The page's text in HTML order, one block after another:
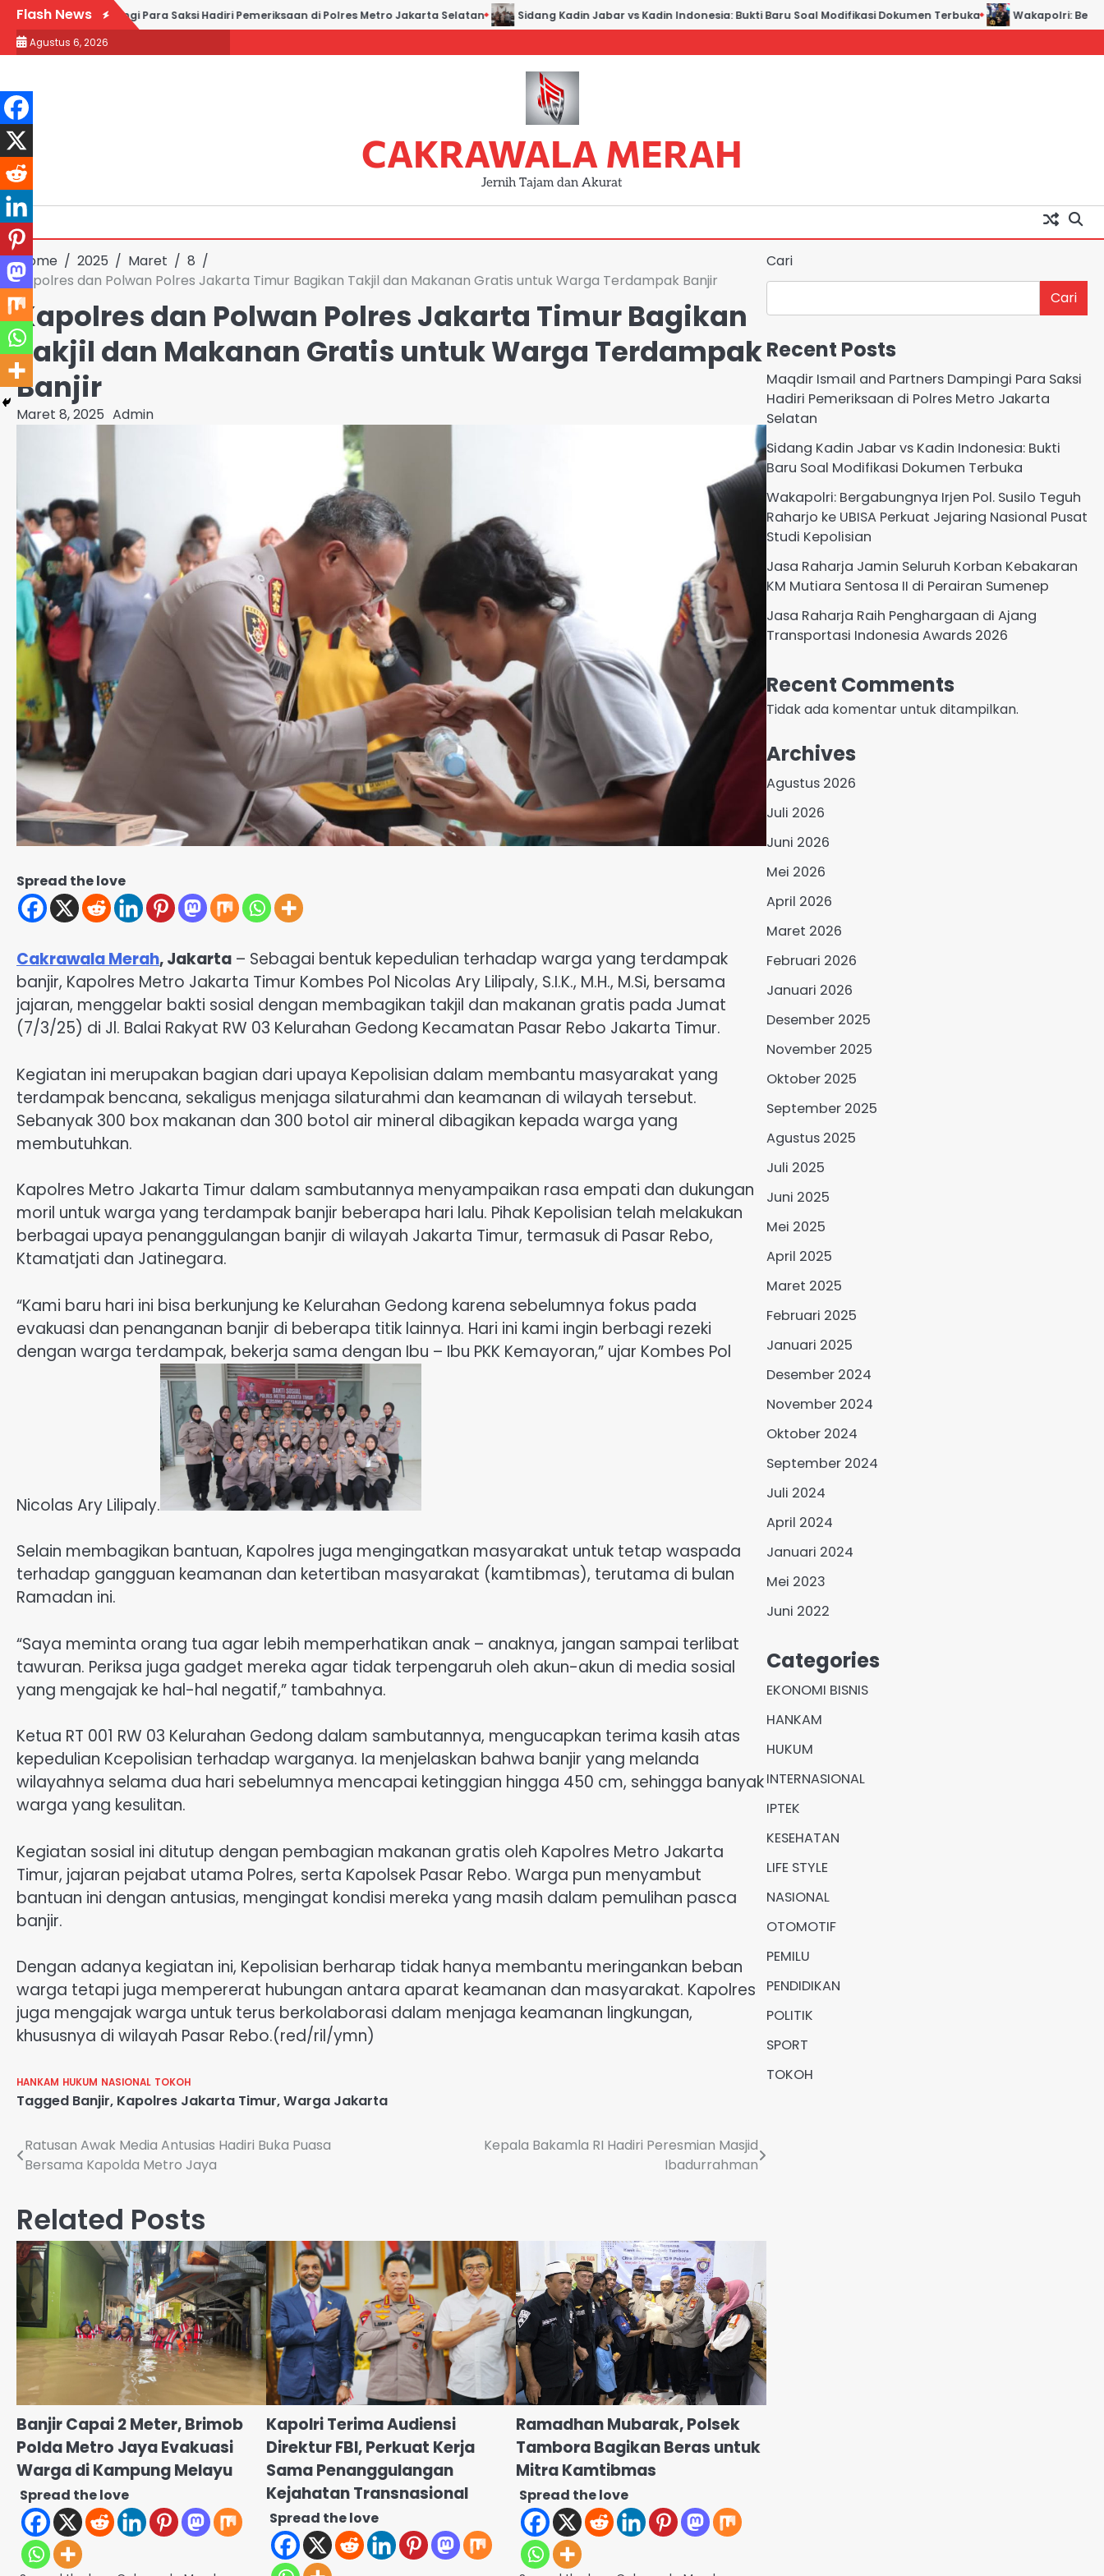
Skip
content
Flash News
Partners Dampingi Para Saksi Hadiri Pemeriksaan di Polres Metro Jakarta Selatan Sidang Kadin Jabar vs Kadin Indonesia: Bukti Baru Soal Modifikasi Dokumen Terbuka Wakapolri:
Agustus 6, 2026
CAKRAWALA MERAH
Jernih Tajam dan Akurat
Home 2025 Maret
8
Kapolres dan Polwan Polres Jakarta Timur Bagikan Takjil dan Makanan Gratis untuk Warga Terdampak Banjir
Kapolres dan Polwan Polres Jakarta Timur Bagikan
Takjil dan Makanan Gratis untuk Warga Terdampak
Banjir
Maret 8, 2025 Admin
Spread the love
Cakrawala Merah, Jakarta – Sebagai bentuk kepedulian terhadap warga yang terdampak
banjir, Kapolres Metro Jakarta Timur Kombes Pol Nicolas Ary Lilipaly, S.I.K., M.H., M.Si, bersama
jajaran, menggelar bakti sosial dengan membagikan takjil dan makanan gratis pada Jumat
(7/3/25) di Jl. Balai Rakyat RW 03 Kelurahan Gedong Kecamatan Pasar Rebo Jakarta Timur.
Kegiatan ini merupakan bagian dari upaya Kepolisian dalam membantu masyarakat yang
terdampak bencana, sekaligus menjaga silaturahmi dan keamanan di wilayah tersebut.
Sebanyak 300 box makanan dan 300 botol air mineral dibagikan kepada warga yang
membutuhkan.
Kapolres Metro Jakarta Timur dalam sambutannya menyampaikan rasa empati dan dukungan
moril untuk warga yang terdampak banjir beberapa hari lalu. Pihak Kepolisian telah melakukan
berbagai upaya penanggulangan banjir di wilayah Jakarta Timur, termasuk di Pasar Rebo,
Ktamatjati dan Jatinegara.
“Kami baru hari ini bisa berkunjung ke Kelurahan Gedong karena sebelumnya fokus pada
evakuasi dan penanganan banjir di beberapa titik lainnya. Hari ini kami ingin berbagi rezeki
dengan warga terdampak, bekerja sama dengan Ibu – Ibu PKK Kemayoran,” ujar Kombes Pol
Nicolas Ary Lilipaly.
Selain membagikan bantuan, Kapolres juga mengingatkan masyarakat untuk tetap waspada
terhadap gangguan keamanan dan ketertiban masyarakat (kamtibmas), terutama di bulan
Ramadan ini.
“Saya meminta orang tua agar lebih memperhatikan anak – anaknya, jangan sampai terlibat
tawuran. Periksa juga gadget mereka agar tidak terpengaruh oleh akun-akun di media sosial
yang mengajak ke hal-hal negatif,” tambahnya.
Ketua RT 001 RW 03 Kelurahan Gedong dalam sambutannya, mengucapkan terima kasih atas
kepedulian Kcepolisian terhadap warganya. Ia menjelaskan bahwa banjir yang melanda
wilayahnya selama dua hari sebelumnya mencapai ketinggian hingga 450 cm, sehingga banyak
warga yang kesulitan.
Kegiatan sosial ini ditutup dengan pembagian makanan gratis oleh Kapolres Metro Jakarta
Timur, jajaran pejabat utama Polres, serta Kapolsek Pasar Rebo. Warga pun menyambut
bantuan ini dengan antusias, mengingat kondisi mereka yang masih dalam pemulihan pasca
banjir.
Dengan adanya kegiatan ini, Kepolisian berharap tidak hanya membantu meringankan beban
warga tetapi juga mempererat hubungan antara aparat keamanan dan masyarakat. Kapolres
juga mengajak warga untuk terus berkolaborasi dalam menjaga keamanan lingkungan,
khususnya di wilayah Pasar Rebo.(red/ril/ymn)
HANKAM HUKUM NASIONAL TOKOH
Tagged Banjir, Kapolres Jakarta Timur,Warga Jakarta
Navigasi
pos
Ratusan Awak Media Antusias Hadiri Buka Puasa
Bersama Kapolda Metro Jaya
Kepala Bakamla RI Hadiri Peresmian Masjid
Ibadurrahman
Related Posts
Banjir Capai 2 Meter, Brimob
Polda Metro Jaya Evakuasi
Warga di Kampung Melayu
Spread the love
Kapolri Terima Audiensi
Direktur FBI, Perkuat Kerja
Sama Penanggulangan
Kejahatan Transnasional
Spread the love
Ramadhan Mubarak, Polsek
Tambora Bagikan Beras untuk
Mitra Kamtibmas
Spread the love
Cari
Cari
Recent Posts
Maqdir Ismail and Partners Dampingi Para Saksi
Hadiri Pemeriksaan di Polres Metro Jakarta
Selatan
Sidang Kadin Jabar vs Kadin Indonesia: Bukti
Baru Soal Modifikasi Dokumen Terbuka
Wakapolri: Bergabungnya Irjen Pol. Susilo Teguh
Raharjo ke UBISA Perkuat Jejaring Nasional Pusat
Studi Kepolisian
Jasa Raharja Jamin Seluruh Korban Kebakaran
KM Mutiara Sentosa II di Perairan Sumenep
Jasa Raharja Raih Penghargaan di Ajang
Transportasi Indonesia Awards 2026
Recent Comments
Tidak ada komentar untuk ditampilkan.
Archives
Agustus 2026
Juli 2026
Juni 2026
Mei 2026
April 2026
Maret 2026
Februari 2026
Januari 2026
Desember 2025
November 2025
Oktober 2025
September 2025
Agustus 2025
Juli 2025
Juni 2025
Mei 2025
April 2025
Maret 2025
Februari 2025
Januari 2025
Desember 2024
November 2024
Oktober 2024
September 2024
Juli 2024
April 2024
Januari 2024
Mei 2023
Juni 2022
Categories
EKONOMI BISNIS
HANKAM
HUKUM
INTERNASIONAL
IPTEK
KESEHATAN
LIFE STYLE
NASIONAL
OTOMOTIF
PEMILU
PENDIDIKAN
POLITIK
SPORT
TOKOH